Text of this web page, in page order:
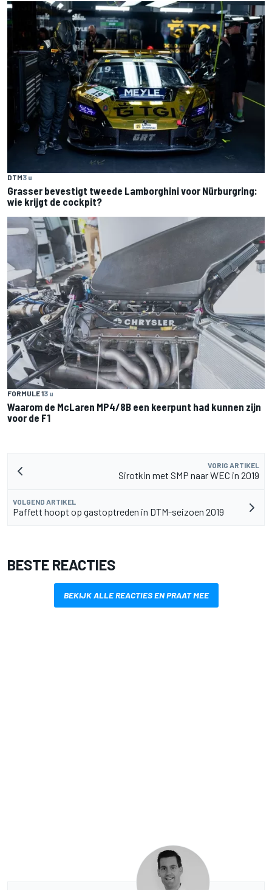
DTM3 u
Grasser bevestigt tweede Lamborghini voor Nürburgring:
wie krijgt de cockpit?
FORMULE 13 u
Waarom de McLaren MP4/8B een keerpunt had kunnen zijn
voor de F1
VORIG ARTIKEL
Sirotkin met SMP naar WEC in 2019
VOLGEND ARTIKEL
Paffett hoopt op gastoptreden in DTM-seizoen 2019
BESTE REACTIES
BEKIJK ALLE REACTIES EN PRAAT MEE